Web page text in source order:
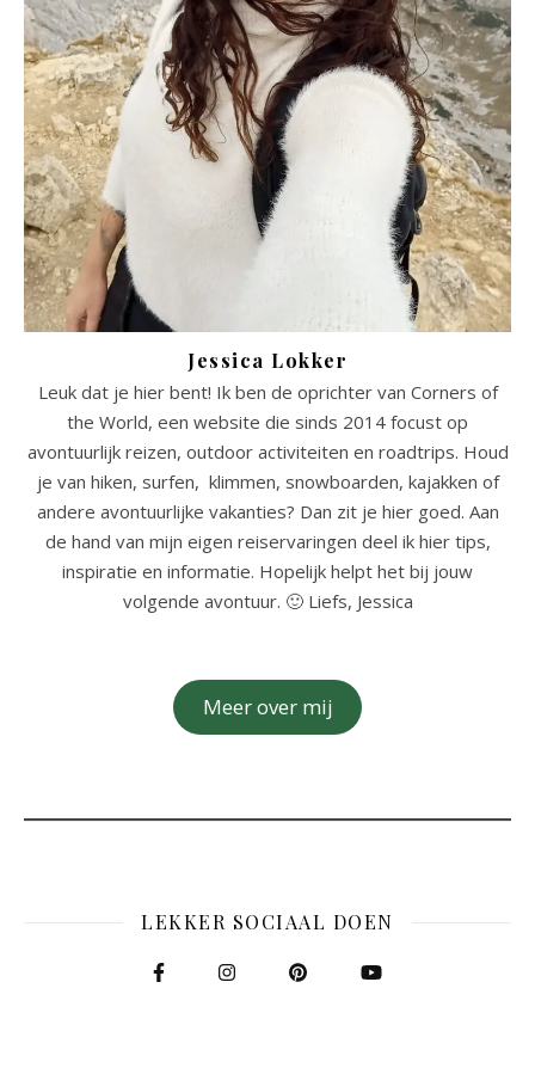
Jessica Lokker
Leuk dat je hier bent! Ik ben de oprichter van Corners of
the World, een website die sinds 2014 focust op
avontuurlijk reizen, outdoor activiteiten en roadtrips. Houd
je van hiken, surfen, klimmen, snowboarden, kajakken of
andere avontuurlijke vakanties? Dan zit je hier goed. Aan
de hand van mijn eigen reiservaringen deel ik hier tips,
inspiratie en informatie. Hopelijk helpt het bij jouw
volgende avontuur. 🙂 Liefs, Jessica
Meer over mij
LEKKER SOCIAAL DOEN